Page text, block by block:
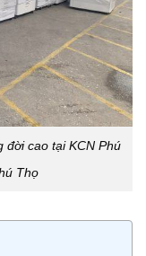
đời cao tại KCN Phú
Thọ